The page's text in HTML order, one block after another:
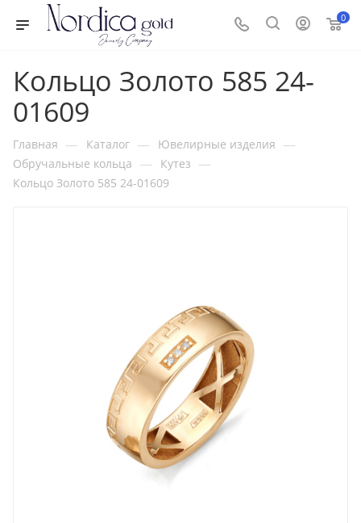
0
Кольцо Золото 585 24-
01609
Главная — Каталог — Ювелирные изделия —
Обручальные кольца — Кутез —
Кольцо Золото 585 24-01609